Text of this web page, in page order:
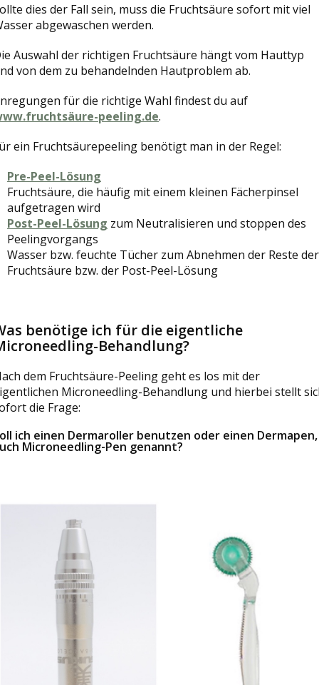
dies der Fall sein, muss die Fruchtsäure sofort mit viel
abgewaschen werden.
Auswahl der richtigen Fruchtsäure hängt vom Hauttyp
von dem zu behandelnden Hautproblem ab.
für die richtige Wahl findest du auf
peeling.de.
ein Fruchtsäurepeeling benötigt man in der Regel:
Pre-Peel-Lösung
Fruchtsäure, die häufig mit einem kleinen Fächerpinsel
aufgetragen wird
Post-Peel-Lösung zum Neutralisieren und stoppen des
Peelingvorgangs
Wasser bzw. feuchte Tücher zum Abnehmen der Reste der
Fruchtsäure bzw. der Post-Peel-Lösung
benötige ich für die eigentliche
Behandlung?
dem Fruchtsäure-Peeling geht es los mit der
Microneedling-Behandlung und hierbei stellt
die Frage:
ich einen Dermaroller benutzen oder einen Dermapen,
Microneedling-Pen genannt?